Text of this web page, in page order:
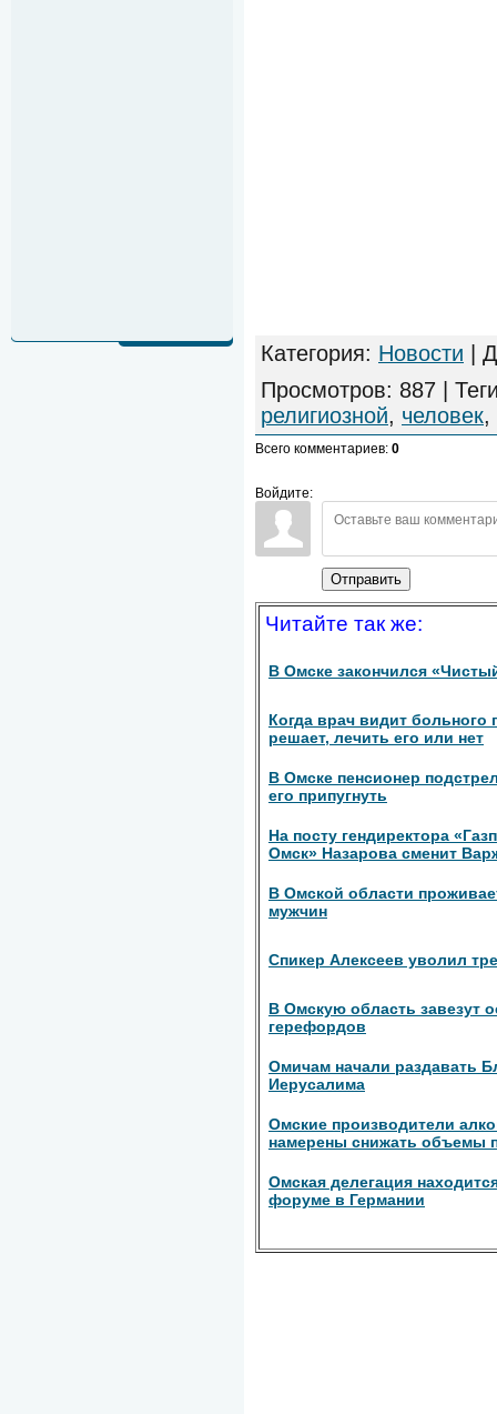
Категория: Новости |
Просмотров: 887 |
религиозной, человек,
Всего комментариев: 0
Войдите:
Отправить
Читайте так же:
В Омске закончился
Когда врач видит больного
решает, лечить его или нет
В Омске пенсионер
его припугнуть
На посту гендиректора
Омск» Назарова сменит
В Омской области
мужчин
Спикер Алексеев уволил
В Омскую область завезут
герефордов
Омичам начали раздавать
Иерусалима
Омские производители
намерены снижать объемы
Омская делегация
форуме в Германии